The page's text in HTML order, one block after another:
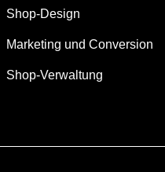
Shop-Design
Marketing und Conversion
Shop-Verwaltung